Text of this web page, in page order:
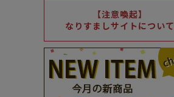
【注意喚起】
なりすましサイトについて